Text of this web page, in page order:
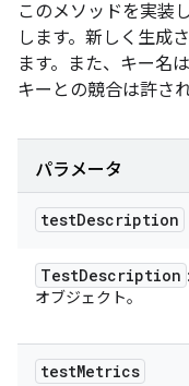
このメソッドを実装
します。新しく生成
ます。また、キー名
キーとの競合は許さ
パラメータ
testDescription
TestDescription
オブジェクト。
testMetrics